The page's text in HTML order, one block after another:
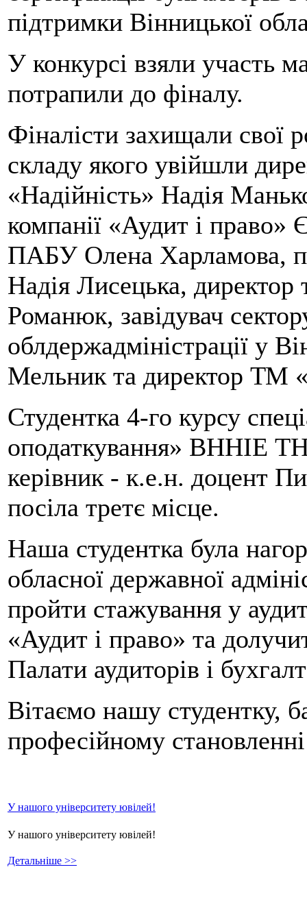
підтримки Вінницької
У конкурсі взяли участь
потрапили до фіналу.
Фіналісти захищали свої
складу якого увійшли
«Надійність» Надія
компанії «Аудит і право»
ПАБУ Олена Харламова,
Надія Лисецька,
Романюк, завідувач
облдержадміністрації у
Мельник та директор ТМ
Студентка 4-го курсу
оподаткування» ВННІЕ
керівник - к.е.н. доцент
посіла третє місце.
Наша студентка була
обласної державної
пройти стажування у
«Аудит і право» та
Палати аудиторів і
Вітаємо нашу студентку,
професійному
У нашого університету ювілей!
У нашого університету ювілей!
Детальніше >>